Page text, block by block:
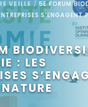
VEILLE /5E FORUM
S’ENGAGENT
: LES